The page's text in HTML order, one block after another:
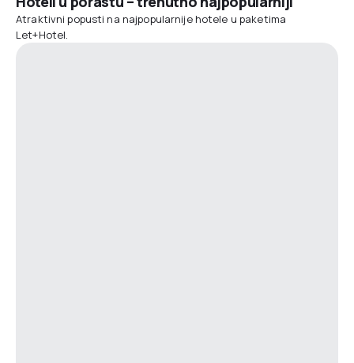
Atraktivni popusti na najpopularnije hotele u paketima
Let+Hotel.